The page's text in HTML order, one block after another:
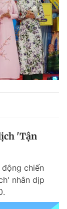
'Tận
chiến
nhân dịp